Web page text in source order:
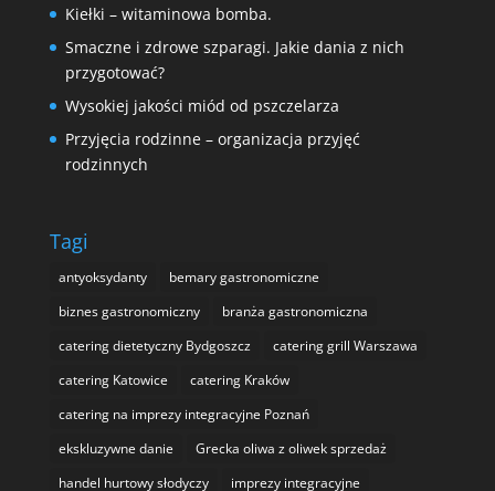
Kiełki – witaminowa bomba.
Smaczne i zdrowe szparagi. Jakie dania z nich
przygotować?
Wysokiej jakości miód od pszczelarza
Przyjęcia rodzinne – organizacja przyjęć
rodzinnych
Tagi
antyoksydanty
bemary gastronomiczne
biznes gastronomiczny
branża gastronomiczna
catering dietetyczny Bydgoszcz
catering grill Warszawa
catering Katowice
catering Kraków
catering na imprezy integracyjne Poznań
ekskluzywne danie
Grecka oliwa z oliwek sprzedaż
handel hurtowy słodyczy
imprezy integracyjne